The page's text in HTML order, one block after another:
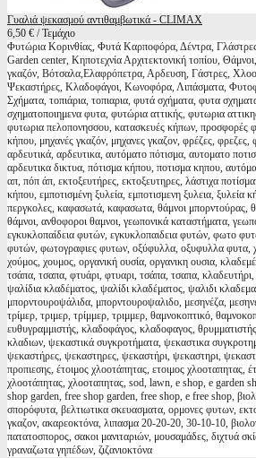
Γυαλιά ψεκασμού αντιθαμβωτικά - CLIMAX
6,50 € / Τεμάχιο
Φυτώρια Κορινθίας, Φυτά Καρποφόρα, Δέντρα,
Garden center, Κηποτεχνία Αρχιτεκτονική τοπίου,
γκαζόν, Βότσαλα,Ελαφρόπετρα, Αρδευση, Γάστρες,
Ψεκαστήρες, Κλαδοφάγοι, Κωνοφόρα, Λιπάσματα,
Σχήματα, τοπιάρια, τοπιαρια, φυτά σχήματα, φυτα
σχηματοποιημενα φυτα, φυτώρια αττικής, φυτωρια
φυτωρια πελοπονησσου, κατασκευές κήπων, προσφορές
κήπου, μηχανές γκαζόν, μηχανες γκαζον, φρέζες,
αρδευτικά, αρδευτικα, αυτόματο πότισμα, αυτοματο
αρδευτικα δικτυα, πότισμα κήπου, ποτισμα κηπου,
απ, πόπ άπ, εκτοξευτήρες, εκτοξευτηρες, λάστιχα
κήπου, εμποτισμένη ξυλεία, εμποτισμενη ξυλεια, ξυλεία
περγκολες, καφασωτά, καφασωτα, θάμνοι μπορντούρας,
θάμνοι, ανθοφοροι θαμνοι, γεωπονικά καταστήματα,
εγκυκλοπαίδεια φυτών, εγκυκλοπαιδεια φυτών, φωτο
φυτών, φωτογραφιες φυτων, οξύφυλλα, οξυφυλλα
χούμος, χουμος, οργανική ουσία, οργανικη ουσια,
τσάπα, τσαπα, φτυάρι, φτυαρι, τσάπα, τσαπα,
ψαλίδια κλαδέματος, ψαλίδι κλαδέματος, ψαλιδι
μπορντουροψάλιδα, μπορντουροψαλιδο, μεσηνέζα,
τρίμερ, τριμερ, τρίμμερ, τριμμερ, θαμνοκοπτικό,
ευθυγραμμιστής, κλαδοφάγος, κλαδοφαγος,
κλαδιων, ψεκαστικά συγκροτήματα, ψεκαστικα
ψεκαστήρες, ψεκαστηρες, ψεκαστήρι, ψεκαστηρι,
προπιεσης, έτοιμος χλοοτάπητας, ετοιμος χλοοταπητας,
χλοοτάπητας, χλοοταπητας, sod, lawn, e shop, e garden
shop garden, free shop garden, free shop, e free shop,
σπορόφυτα, βελτιωτικα σκευασματα, ορμονες φυτων,
γκαζον, ακαρεοκτόνα, λιπασμα 20-20-20, 30-10-10,
πατατοσπορος, σακοι μανιταριών, μουσαμάδες, διχτυά
γραναζωτα γηπέδων, ζιζανιοκτόνα